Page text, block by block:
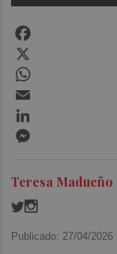
Teresa Madueño
Publicado: 27/04/2026